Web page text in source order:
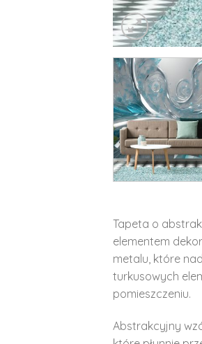
Tapeta o
elementem
metalu, które
turkusowych
pomieszczeniu.
Abstrakcyjny